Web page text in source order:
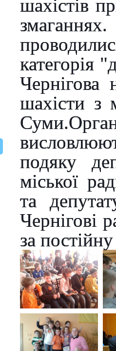
шахістів
категорія
Чернігова
шахісти з
подяку
міської
та
Чернігові
за